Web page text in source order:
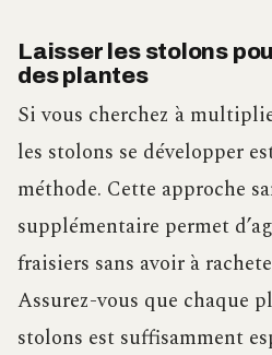
Laisser les stolons
des plantes
Si vous cherchez à
les stolons se développer
méthode. Cette approche
supplémentaire permet
fraisiers sans avoir à
Assurez-vous que chaque
stolons est suffisamment